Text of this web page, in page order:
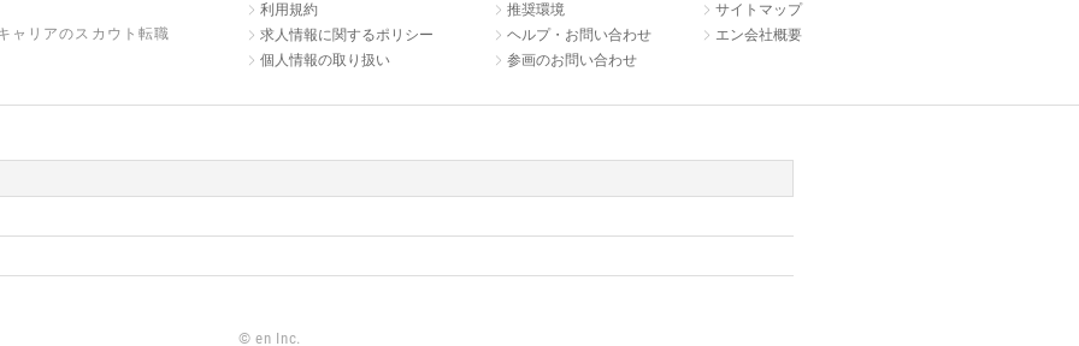
ャリアのスカウト転職
利用規約
求人情報に関するポリシー
個人情報の取り扱い
推奨環境
ヘルプ・お問い合わせ
参画のお問い合わせ
サイトマップ
エン会社概要
© en Inc.